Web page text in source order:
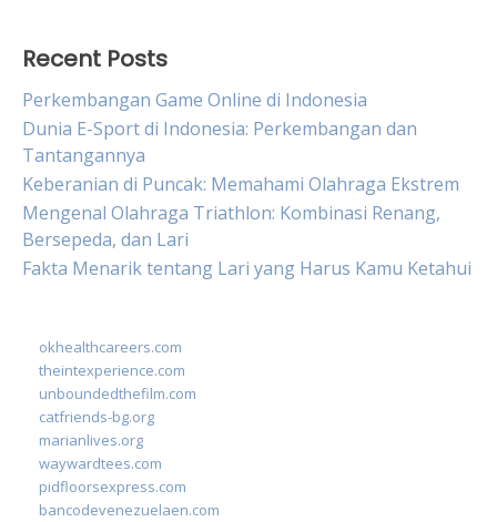
Recent Posts
Perkembangan Game Online di Indonesia
Dunia E-Sport di Indonesia: Perkembangan dan
Tantangannya
Keberanian di Puncak: Memahami Olahraga Ekstrem
Mengenal Olahraga Triathlon: Kombinasi Renang,
Bersepeda, dan Lari
Fakta Menarik tentang Lari yang Harus Kamu Ketahui
okhealthcareers.com
theintexperience.com
unboundedthefilm.com
catfriends-bg.org
marianlives.org
waywardtees.com
pidfloorsexpress.com
bancodevenezuelaen.com